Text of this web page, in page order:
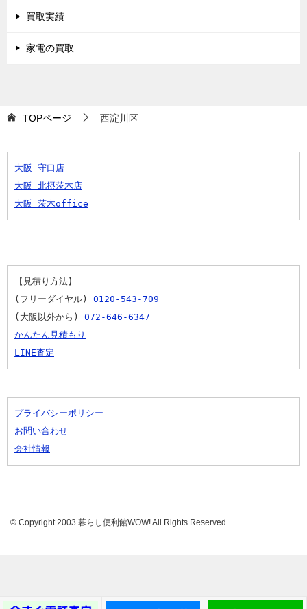
買取実績
家電の買取
TOPページ 西淀川区
大阪 守口店
大阪 北摂茨木店
大阪 茨木office
【見積り方法】
(フリーダイヤル) 0120-543-709
(大阪以外から) 072-646-6347
かんたん見積もり
LINE査定
プライバシーポリシー
お問い合わせ
会社情報
© Copyright 2003 暮らし便利館WOW! All Rights Reserved.